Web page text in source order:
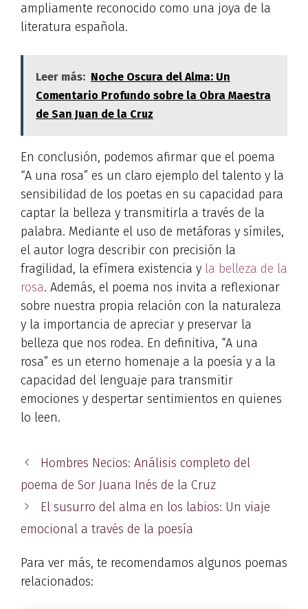
ampliamente reconocido como una joya de la
literatura española.
Leer más: Noche Oscura del Alma: Un
Comentario Profundo sobre la Obra Maestra
de San Juan de la Cruz
En conclusión, podemos afirmar que el poema
“A una rosa” es un claro ejemplo del talento y la
sensibilidad de los poetas en su capacidad para
captar la belleza y transmitirla a través de la
palabra. Mediante el uso de metáforas y símiles,
el autor logra describir con precisión la
fragilidad, la efímera existencia y la belleza de la
rosa. Además, el poema nos invita a reflexionar
sobre nuestra propia relación con la naturaleza
y la importancia de apreciar y preservar la
belleza que nos rodea. En definitiva, “A una
rosa” es un eterno homenaje a la poesía y a la
capacidad del lenguaje para transmitir
emociones y despertar sentimientos en quienes
lo leen.
Hombres Necios: Análisis completo del
poema de Sor Juana Inés de la Cruz
El susurro del alma en los labios: Un viaje
emocional a través de la poesía
Para ver más, te recomendamos algunos poemas
relacionados: